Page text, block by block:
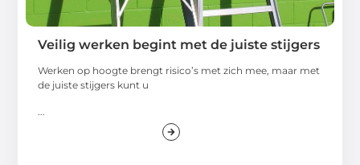
Veilig werken begint met de juiste stijgers
Werken op hoogte brengt risico’s met zich mee, maar met
de juiste stijgers kunt u